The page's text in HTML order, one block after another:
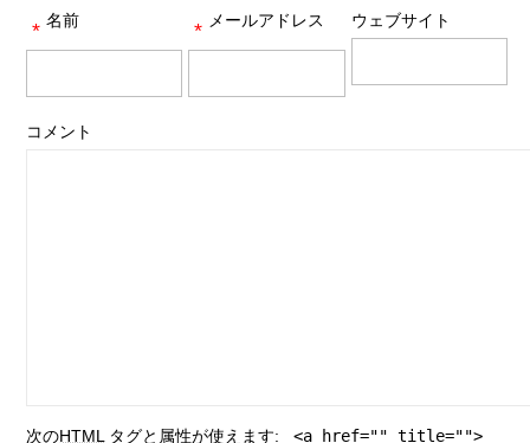
名前
* メールアドレス
* ウェブサイト
コメント
次のHTML タグと属性が使えます:
<a href="" title="">